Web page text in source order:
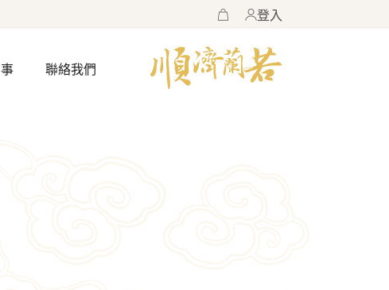
購
車
登入
聯絡我們